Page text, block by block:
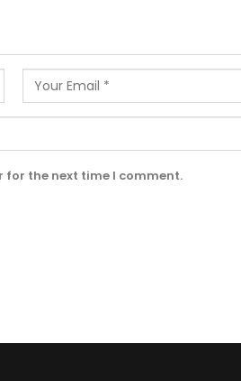
for the next time I comment.